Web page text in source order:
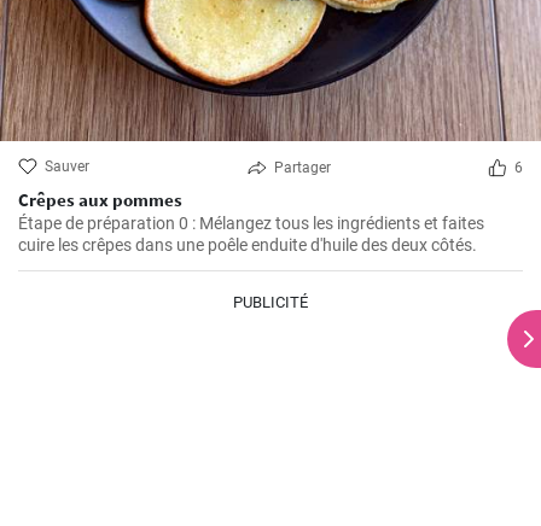
Sauver Partager 6
Crêpes aux pommes
Étape de préparation 0 : Mélangez tous les ingrédients et faites
cuire les crêpes dans une poêle enduite d'huile des deux côtés.
PUBLICITÉ